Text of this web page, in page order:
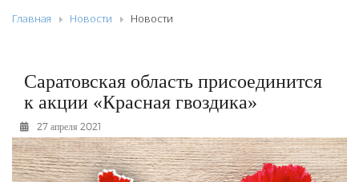
НОВОСТИ
К СВЕДЕНИЮ
КОНКУРСЫ
ФОТОРЕПОРТАЖИ
РЕКЛАМОДАТЕЛЯМ
ОБЪЯВЛЕНИЯ
Главная Новости Новости
Саратовская область присоединится
к акции «Красная гвоздика»
27 апреля 2021